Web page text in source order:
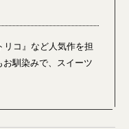
リコ』など人気作を担
馴染みで、スイーツ